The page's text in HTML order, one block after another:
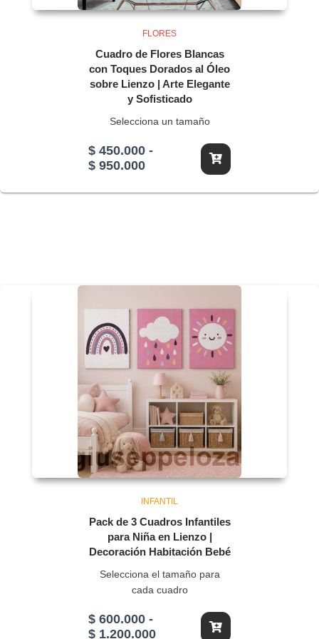
FLORES
Cuadro de Flores Blancas
con Toques Dorados al Óleo
sobre Lienzo | Arte Elegante
y Sofisticado
Selecciona un tamaño
$ 450.000 -
$ 950.000Rango
precios:
INFANTIL
Pack de 3 Cuadros Infantiles
para Niña en Lienzo |
Decoración Habitación Bebé
Selecciona el tamaño para
cada cuadro
$ 600.000 -
$ 1.200.000Rango